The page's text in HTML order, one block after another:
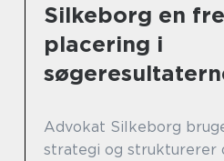
Silkeborg en
placering i
Advokat Silkeborg
strategi og strukturerer